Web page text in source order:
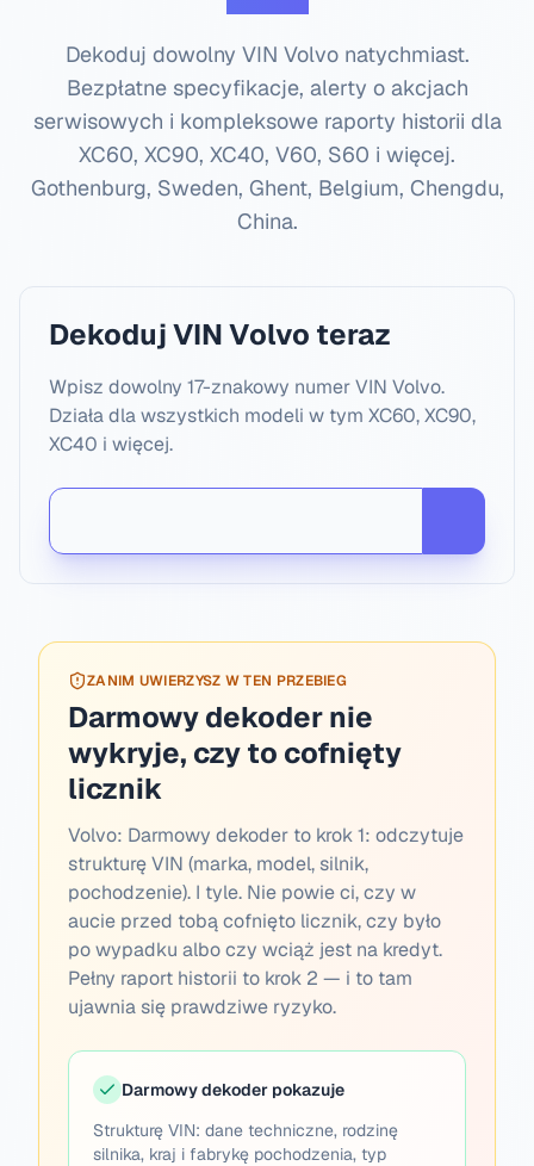
Dekoduj dowolny VIN Volvo natychmiast.
Bezpłatne specyfikacje, alerty o akcjach
serwisowych i kompleksowe raporty historii dla
XC60, XC90, XC40, V60, S60 i więcej.
Gothenburg, Sweden, Ghent, Belgium, Chengdu,
China.
Dekoduj VIN Volvo teraz
Wpisz dowolny 17-znakowy numer VIN Volvo.
Działa dla wszystkich modeli w tym XC60, XC90,
XC40 i więcej.
ZANIM UWIERZYSZ W TEN PRZEBIEG
Darmowy dekoder nie
wykryje, czy to cofnięty
licznik
Volvo: Darmowy dekoder to krok 1: odczytuje
strukturę VIN (marka, model, silnik,
pochodzenie). I tyle. Nie powie ci, czy w
aucie przed tobą cofnięto licznik, czy było
po wypadku albo czy wciąż jest na kredyt.
Pełny raport historii to krok 2 — i to tam
ujawnia się prawdziwe ryzyko.
Darmowy dekoder pokazuje
Strukturę VIN: dane techniczne, rodzinę
silnika, kraj i fabrykę pochodzenia, typ